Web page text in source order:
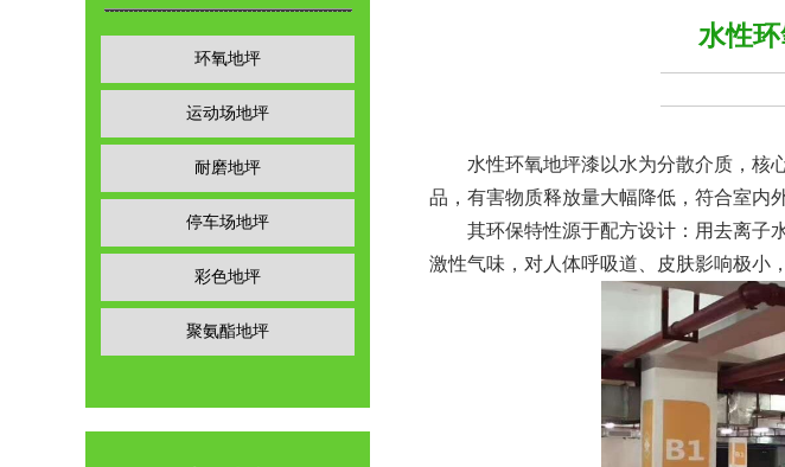
环氧地坪
运动场地坪
耐磨地坪
停车场地坪
彩色地坪
聚氨酯地坪
水性
水性环氧地坪漆以水为分散介质，核心
品，有害物质释放量大幅降低，符合室内
其环保特性源于配方设计：用去离子水
激性气味，对人体呼吸道、皮肤影响极小